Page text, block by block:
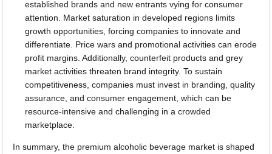
established brands and new entrants vying for consumer
attention. Market saturation in developed regions limits
growth opportunities, forcing companies to innovate and
differentiate. Price wars and promotional activities can erode
profit margins. Additionally, counterfeit products and grey
market activities threaten brand integrity. To sustain
competitiveness, companies must invest in branding, quality
assurance, and consumer engagement, which can be
resource-intensive and challenging in a crowded
marketplace.
In summary, the premium alcoholic beverage market is shaped